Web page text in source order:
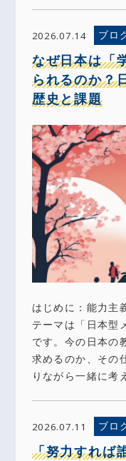
2026.07.14 ブロ
なぜ日本は「
られるのか？
歴史と課題
はじめに：能力主
テーマは「日本型
です。今の日本の
求めるのか、その
りながら一緒に
2026.07.11 ブロ
「努力すれば